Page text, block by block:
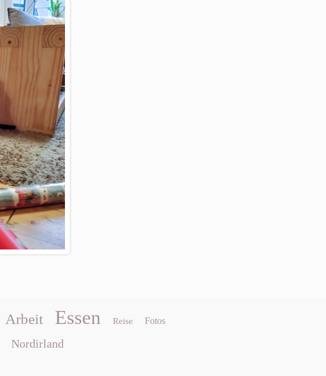
Arbeit Essen Reise Fotos
Nordirland